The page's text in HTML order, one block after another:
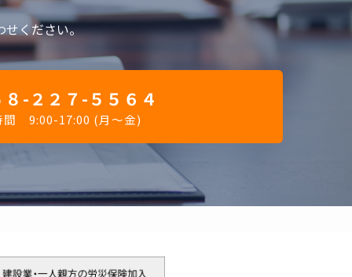
せください。
８-２２７-５５６４
間 9:00-17:00 (月～金)